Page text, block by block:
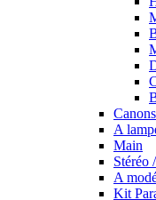
Canons
A
Main
Stéréo
A
Kit